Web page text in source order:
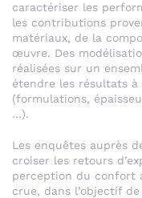
caractériser les
les contributions
matériaux, de la
œuvre. Des
réalisées sur un
étendre les résultats à
(formulations,
…).
Les enquêtes auprès
croiser les retours
perception du confort
crue, dans l’objectif